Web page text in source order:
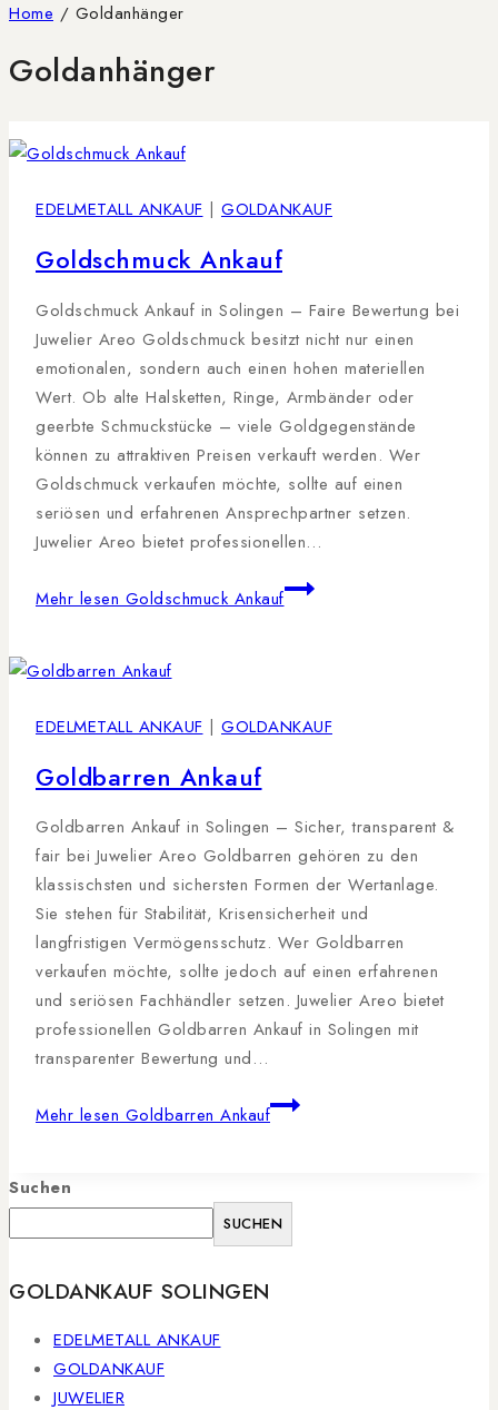
Home / Goldanhänger
Goldanhänger
EDELMETALL ANKAUF | GOLDANKAUF
Goldschmuck Ankauf
Goldschmuck Ankauf in Solingen – Faire Bewertung bei
Juwelier Areo Goldschmuck besitzt nicht nur einen
emotionalen, sondern auch einen hohen materiellen
Wert. Ob alte Halsketten, Ringe, Armbänder oder
geerbte Schmuckstücke – viele Goldgegenstände
können zu attraktiven Preisen verkauft werden. Wer
Goldschmuck verkaufen möchte, sollte auf einen
seriösen und erfahrenen Ansprechpartner setzen.
Juwelier Areo bietet professionellen…
Mehr lesen Goldschmuck Ankauf
EDELMETALL ANKAUF | GOLDANKAUF
Goldbarren Ankauf
Goldbarren Ankauf in Solingen – Sicher, transparent &
fair bei Juwelier Areo Goldbarren gehören zu den
klassischsten und sichersten Formen der Wertanlage.
Sie stehen für Stabilität, Krisensicherheit und
langfristigen Vermögensschutz. Wer Goldbarren
verkaufen möchte, sollte jedoch auf einen erfahrenen
und seriösen Fachhändler setzen. Juwelier Areo bietet
professionellen Goldbarren Ankauf in Solingen mit
transparenter Bewertung und…
Mehr lesen Goldbarren Ankauf
Suchen
SUCHEN
GOLDANKAUF SOLINGEN
EDELMETALL ANKAUF
GOLDANKAUF
JUWELIER